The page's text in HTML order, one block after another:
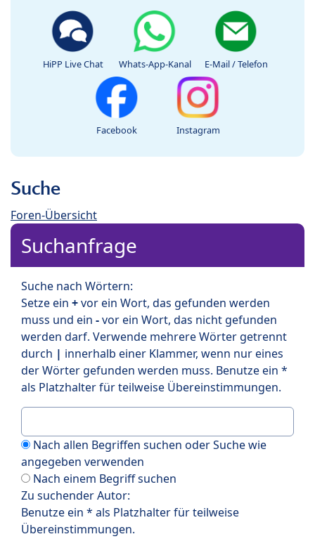
HiPP Live Chat Whats-App-Kanal E-Mail / Telefon
Facebook Instagram
Suche
Foren-Übersicht
Suchanfrage
Suche nach Wörtern:
Setze ein +vor ein Wort, das gefunden werden
muss und ein -vor ein Wort, das nicht gefunden
werden darf. Verwende mehrere Wörter getrennt
durch | innerhalb einer Klammer, wenn nur eines
der Wörter gefunden werden muss. Benutze ein *
als Platzhalter für teilweise Übereinstimmungen.
Nach allen Begriffen suchen oder Suche wie
angegeben verwenden
Nach einem Begriff suchen
Zu suchender Autor:
Benutze ein * als Platzhalter für teilweise
Übereinstimmungen.